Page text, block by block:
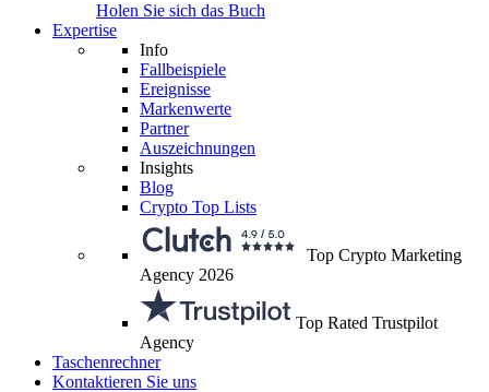
Holen Sie sich das Buch
Expertise
Info
Fallbeispiele
Ereignisse
Markenwerte
Partner
Auszeichnungen
Insights
Blog
Crypto Top Lists
Top Crypto Marketing
Agency 2026
Top Rated Trustpilot
Agency
Taschenrechner
Kontaktieren Sie uns